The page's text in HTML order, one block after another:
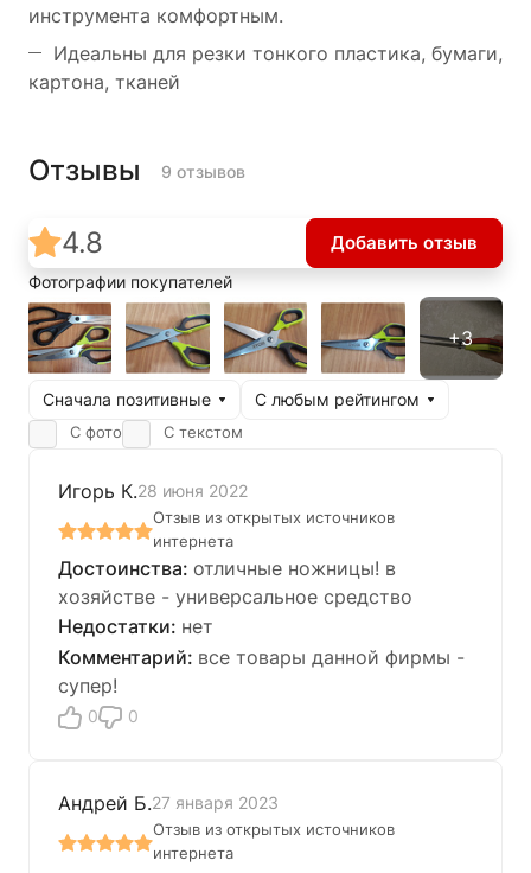
инструмента комфортным.
Идеальны для резки тонкого пластика, бумаги,
картона, тканей
Отзывы 9 отзывов
Фотографии покупателей
Сначала позитивные С любым рейтингом
С фото С текстом
Игорь К.28 июня 2022
Отзыв из открытых источников
интернета
отличные ножницы! в
хозяйстве - универсальное средство
нет
все товары данной фирмы -
супер!
0 0
Андрей Б.27 января 2023
Отзыв из открытых источников
интернета
4.8 Добавить отзыв